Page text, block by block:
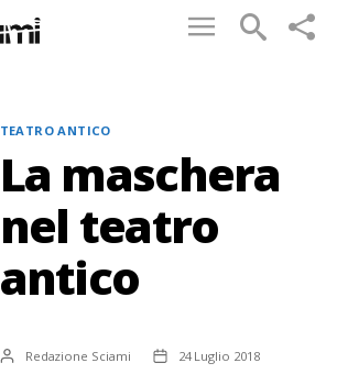
Categorie
TEATRO ANTICO
La maschera
nel teatro
antico
Autore
articolo
Author Redazione Sciami
Data
dell'articolo
24 Luglio 2018